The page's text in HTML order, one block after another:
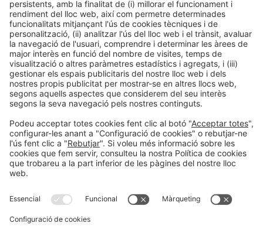
Xina i Hong Kong
Noe Group
Angelica Zhang
alimentaria@noechina.com
(+86) 18964853787
Informació generalAvís legal